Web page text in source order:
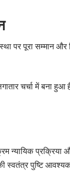
पर पूरा सम्मान और
चर्चा में बना
न्यायिक प्रक्रिया
स्वतंत्र पुष्टि